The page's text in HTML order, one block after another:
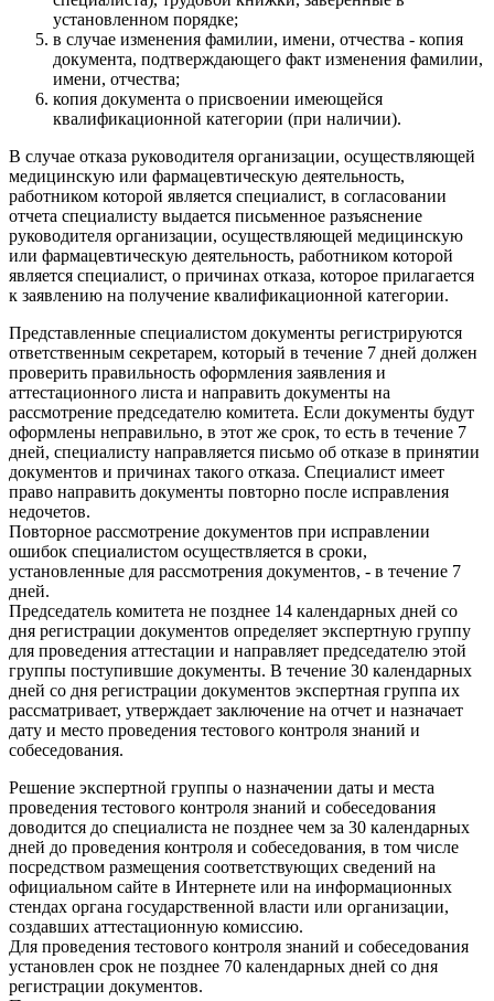
установленном порядке;
в случае изменения фамилии, имени, отчества - копия
документа, подтверждающего факт изменения фамилии,
имени, отчества;
копия документа о присвоении имеющейся
квалификационной категории (при наличии).
В случае отказа руководителя организации, осуществляющей
медицинскую или фармацевтическую деятельность,
работником которой является специалист, в согласовании
отчета специалисту выдается письменное разъяснение
руководителя организации, осуществляющей медицинскую
или фармацевтическую деятельность, работником которой
является специалист, о причинах отказа, которое прилагается
к заявлению на получение квалификационной категории.
Представленные специалистом документы регистрируются
ответственным секретарем, который в течение 7 дней должен
проверить правильность оформления заявления и
аттестационного листа и направить документы на
рассмотрение председателю комитета. Если документы будут
оформлены неправильно, в этот же срок, то есть в течение 7
дней, специалисту направляется письмо об отказе в принятии
документов и причинах такого отказа. Специалист имеет
право направить документы повторно после исправления
недочетов.
Повторное рассмотрение документов при исправлении
ошибок специалистом осуществляется в сроки,
установленные для рассмотрения документов, - в течение 7
дней.
Председатель комитета не позднее 14 календарных дней со
дня регистрации документов определяет экспертную группу
для проведения аттестации и направляет председателю этой
группы поступившие документы. В течение 30 календарных
дней со дня регистрации документов экспертная группа их
рассматривает, утверждает заключение на отчет и назначает
дату и место проведения тестового контроля знаний и
собеседования.
Решение экспертной группы о назначении даты и места
проведения тестового контроля знаний и собеседования
доводится до специалиста не позднее чем за 30 календарных
дней до проведения контроля и собеседования, в том числе
посредством размещения соответствующих сведений на
официальном сайте в Интернете или на информационных
стендах органа государственной власти или организации,
создавших аттестационную комиссию.
Для проведения тестового контроля знаний и собеседования
установлен срок не позднее 70 календарных дней со дня
регистрации документов.